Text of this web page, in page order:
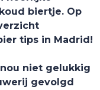
biertje. Op
tips in Madrid!
niet gelukkig
gevolgd